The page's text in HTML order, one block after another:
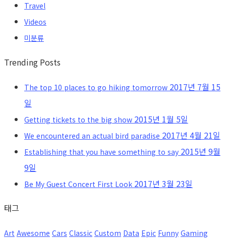
Travel
Videos
미분류
Trending Posts
The top 10 places to go hiking tomorrow 2017년 7월 15
일
Getting tickets to the big show 2015년 1월 5일
We encountered an actual bird paradise 2017년 4월 21일
Establishing that you have something to say 2015년 9월
9일
Be My Guest Concert First Look 2017년 3월 23일
태그
Art Awesome Cars Classic Custom Data Epic Funny Gaming